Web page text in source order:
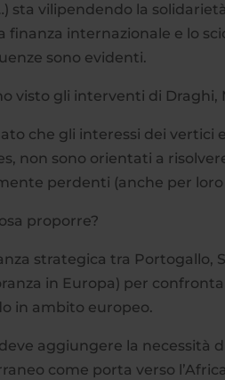
sta vilipendendo la
finanza internazionale e lo
sono evidenti.
visto gli interventi di Draghi,
che gli interessi dei
non sono orientati a
perdenti (anche per
proporre?
strategica tra Portogallo,
in Europa) per
in ambito europeo.
aggiungere la necessità
come porta verso